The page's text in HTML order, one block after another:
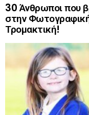
30 Άνθρωποι που
στην
Τρομακτική!